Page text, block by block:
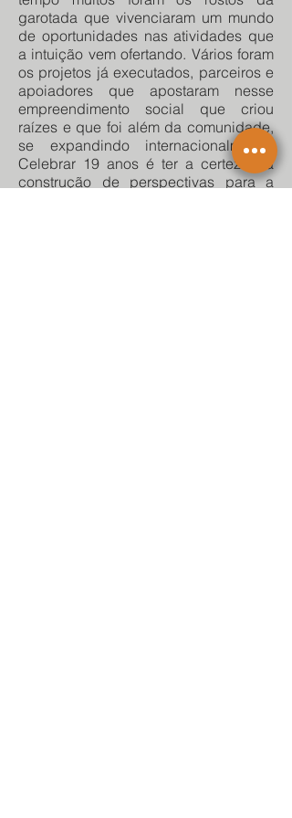
garotada que vivenciaram um mundo
de oportunidades nas atividades que
a intuição vem ofertando. Vários foram
os projetos já executados, parceiros e
apoiadores que apostaram nesse
empreendimento social que criou
raízes e que foi além da comunidade,
se expandindo internacionalmente.
Celebrar 19 anos é ter a certeza da
construção de perspectivas para a